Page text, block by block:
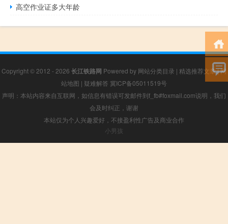
高空作业证多大年龄
Copyright © 2012 - 2026 长江铁路网 Powered by 网站分类目录 | 精选推荐文章|网
站地图 | 疑难解答 冀ICP备05011519号
声明：本站内容来自互联网，如信息有错误可发邮件到f_fb#foxmail.com说明，我们
会及时纠正，谢谢
本站仅为个人兴趣爱好，不接盈利性广告及商业合作
小男孩